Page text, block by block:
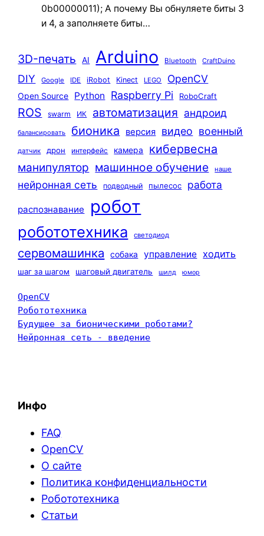
0b00000011); А почему Вы обнуляете биты 3
и 4, а заполняете биты…
3D-печать AI Arduino Bluetooth CraftDuino
DIY Google IDE iRobot Kinect LEGO OpenCV
Open Source Python Raspberry Pi RoboCraft
ROS swarm ИК автоматизация андроид
балансировать бионика версия видео военный
датчик дрон интерфейс камера кибервесна
манипулятор машинное обучение наше
нейронная сеть подводный пылесос работа
распознавание робот
робототехника светодиод
сервомашинка собака управление ходить
шаг за шагом шаговый двигатель шилд юмор
OpenCV
Робототехника
Будущее за бионическими роботами?
Нейронная сеть - введение
Инфо
FAQ
OpenCV
О сайте
Политика конфиденциальности
Робототехника
Статьи